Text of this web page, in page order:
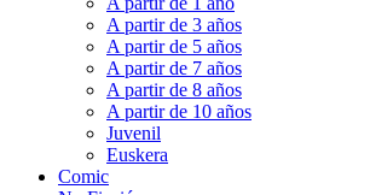
A partir de 3 años
A partir de 5 años
A partir de 7 años
A partir de 8 años
A partir de 10 años
Juvenil
Euskera
Comic